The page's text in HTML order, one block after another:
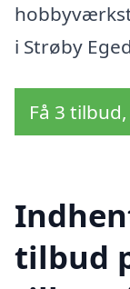
i Strøby
Få 3
tilbud